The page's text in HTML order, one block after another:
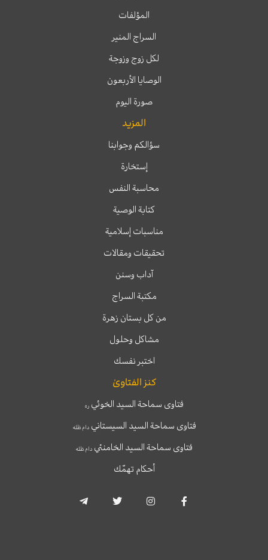
المؤلفات
السراج المنير
لكل زوج وزوجة
الوصايا الأربعون
صورة اليوم
المزيد
سؤالكم وجوابنا
إستخارة
محاسبة النفس
كتابة الوصية
مناسبات إسلامية
تحقيقات ومقالات
آداب وسنن
مكتبة السراج
من كل بستان زهرة
مشاكل وحلول
اختبر نفسك
كنز الفتاوىٰ
فتاوى سماحة السيد الخوئيره
فتاوى سماحة السيد السيستانيدام ظله
فتاوى سماحة السيد الخامنئي دام ظله
أحكام تهمّك
c
s
i
l